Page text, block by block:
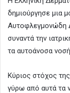
δημιούργησε μια
Αυτοφλεγμονώδη
συναντά την
τα αυτοάνοσα
Κύριος στόχος
γύρω από αυτά τα